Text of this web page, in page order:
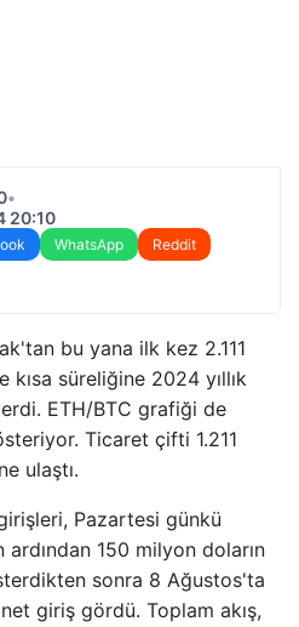
•
20:10
WhatsApp
Reddit
bu yana ilk kez 2.111
süreliğine 2024 yıllık
ETH/BTC grafiği de
Ticaret çifti 1.211
ulaştı.
Pazartesi günkü
150 milyon doların
sonra 8 Ağustos'ta
giriş gördü. Toplam akış,